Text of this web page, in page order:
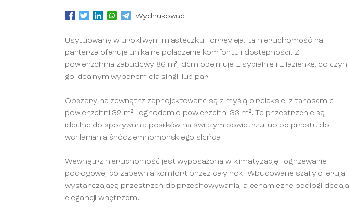
Wydrukować
Usytuowany w urokliwym miasteczku Torrevieja, ta nieruchomość na
parterze oferuje unikalne połączenie komfortu i dostępności. Z
powierzchnią zabudowy 86 m², dom obejmuje 1 sypialnię i 1 łazienkę, co czyni
go idealnym wyborem dla singli lub par.
Obszary na zewnątrz zaprojektowane są z myślą o relaksie, z tarasem o
powierzchni 32 m² i ogrodem o powierzchni 33 m². Te przestrzenie są
idealne do spożywania posiłków na świeżym powietrzu lub po prostu do
wchłaniania śródziemnomorskiego słońca.
Wewnątrz nieruchomość jest wyposażona w klimatyzację i ogrzewanie
podłogowe, co zapewnia komfort przez cały rok. Wbudowane szafy oferują
wystarczającą przestrzeń do przechowywania, a ceramiczne podłogi dodają
elegancji wnętrzom.